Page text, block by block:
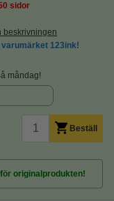
sidor
beskrivningen
varumärket 123ink!
måndag!
Beställ
originalprodukten!